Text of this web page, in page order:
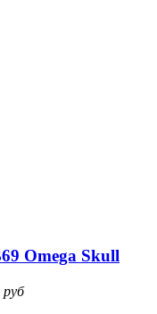
Omega Skull
руб